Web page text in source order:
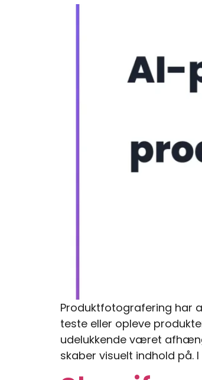
Produktfotografering har
teste eller opleve
udelukkende været
skaber visuelt indhold på.